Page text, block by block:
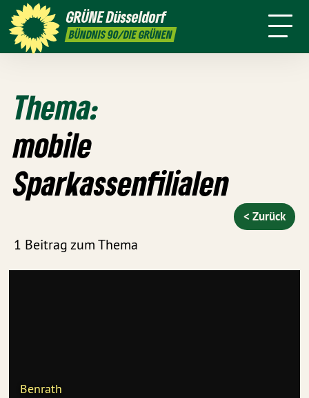
GRÜNEDüsseldorf
BÜNDNIS 90/DIE GRÜNEN
GRÜNFUNK Presse
Stadtbezirke Termine Mitmachen
Thema:
mobile
Sparkassenfilialen
1 Beitrag zum Thema
< Zurück
Benrath